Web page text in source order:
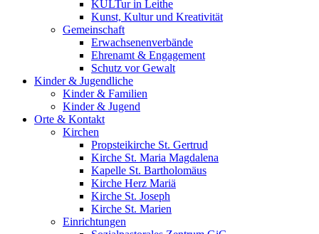
KULTur in Leithe
Kunst, Kultur und Kreativität
Gemeinschaft
Erwachsenenverbände
Ehrenamt & Engagement
Schutz vor Gewalt
Kinder & Jugendliche
Kinder & Familien
Kinder & Jugend
Orte & Kontakt
Kirchen
Propsteikirche St. Gertrud
Kirche St. Maria Magdalena
Kapelle St. Bartholomäus
Kirche Herz Mariä
Kirche St. Joseph
Kirche St. Marien
Einrichtungen